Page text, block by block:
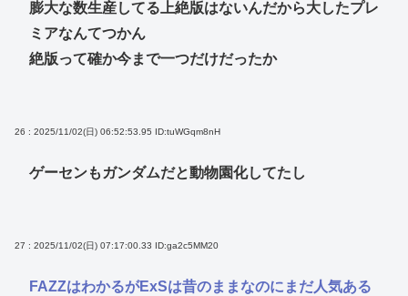
膨大な数生産してる上絶版はないんだから大したプレ
ミアなんてつかん
絶版って確か今まで一つだけだったか
26 : 2025/11/02(日) 06:52:53.95 ID:tuWGqm8nH
ゲーセンもガンダムだと動物園化してたし
27 : 2025/11/02(日) 07:17:00.33 ID:ga2c5MM20
FAZZはわかるがExSは昔のままなのにまだ人気ある